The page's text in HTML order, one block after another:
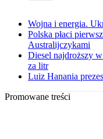
Wojna i energia.
Polska płaci
Australijczykami
Diesel najdroższy
za litr
Luiz Hanania
Promowane treści